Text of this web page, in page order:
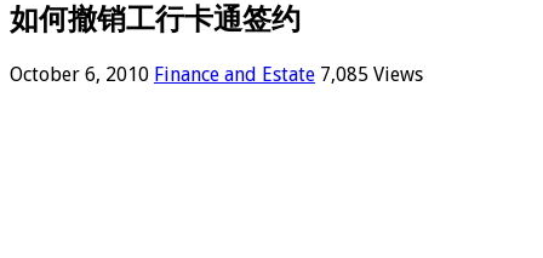
如何撤销工行卡通签约
October 6, 2010 Finance and Estate 7,085 Views